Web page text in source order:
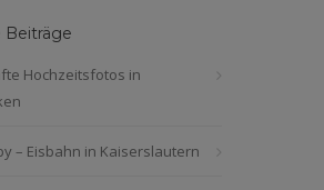
Beiträge
Hochzeitsfotos in
– Eisbahn in Kaiserslautern